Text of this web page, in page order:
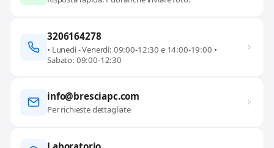
3206164278
• Lunedì - Venerdì: 09:00-12:30 e 14:00-19:00 •
Sabato: 09:00-12:30
info@bresciapc.com
Per richieste dettagliate